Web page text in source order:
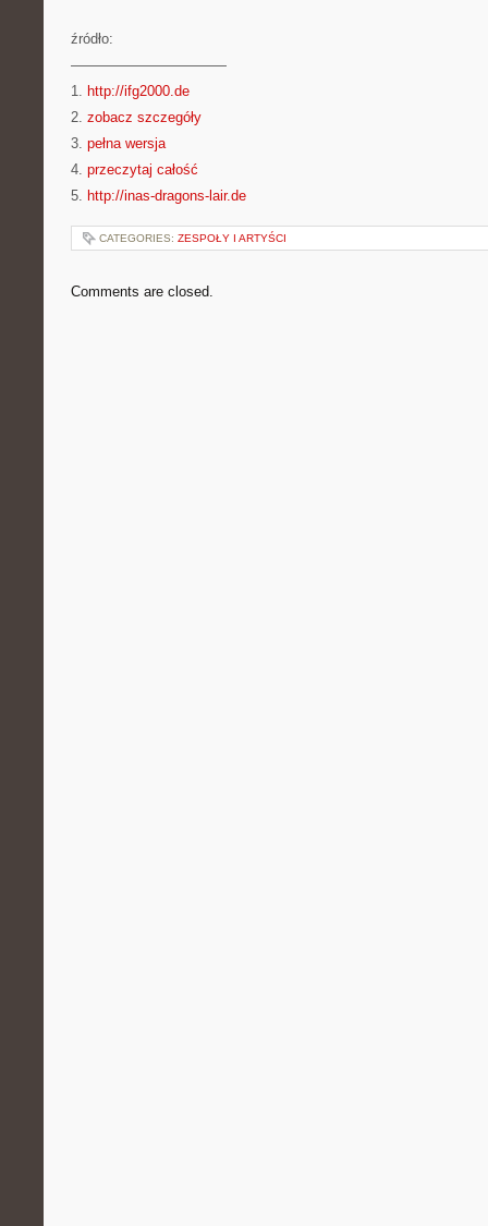
źródło:
———————————
1. http://ifg2000.de
2. zobacz szczegóły
3. pełna wersja
4. przeczytaj całość
5. http://inas-dragons-lair.de
CATEGORIES: ZESPOŁY I ARTYŚCI
Comments are closed.